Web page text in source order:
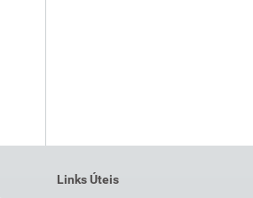
Links Úteis